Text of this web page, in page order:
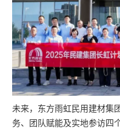
未来，东方雨虹民用建材集
务、团队赋能及实地参访四